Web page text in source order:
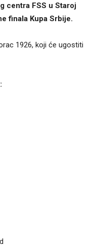
centra FSS u Staroj
finala Kupa Srbije.
1926, koji će ugostiti